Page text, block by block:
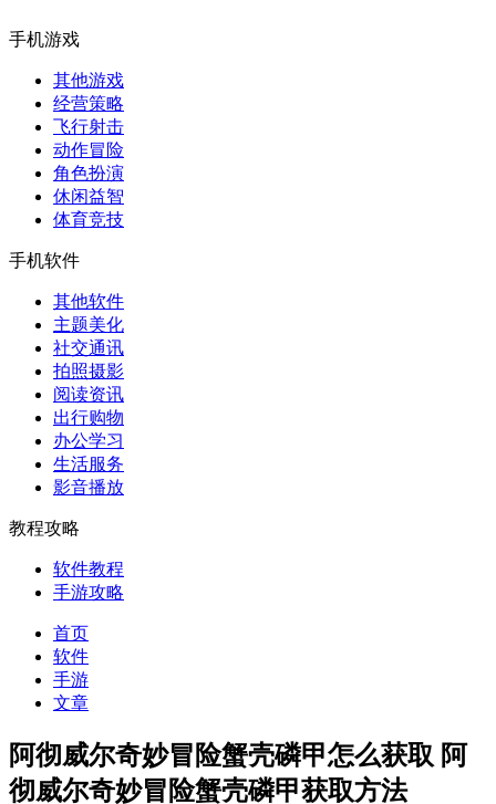
手机游戏
其他游戏
经营策略
飞行射击
动作冒险
角色扮演
休闲益智
体育竞技
手机软件
其他软件
主题美化
社交通讯
拍照摄影
阅读资讯
出行购物
办公学习
生活服务
影音播放
教程攻略
软件教程
手游攻略
首页
软件
手游
文章
阿彻威尔奇妙冒险蟹壳磷甲怎么获取 阿
彻威尔奇妙冒险蟹壳磷甲获取方法